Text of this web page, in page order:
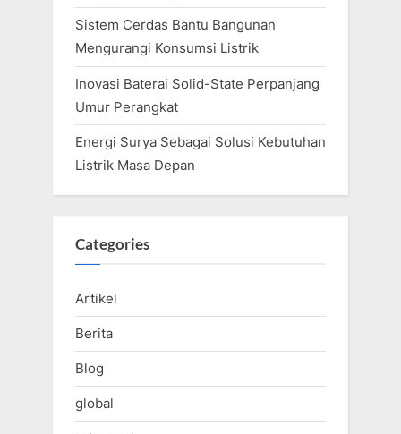
Sistem Cerdas Bantu Bangunan
Mengurangi Konsumsi Listrik
Inovasi Baterai Solid-State Perpanjang
Umur Perangkat
Energi Surya Sebagai Solusi Kebutuhan
Listrik Masa Depan
Categories
Artikel
Berita
Blog
global